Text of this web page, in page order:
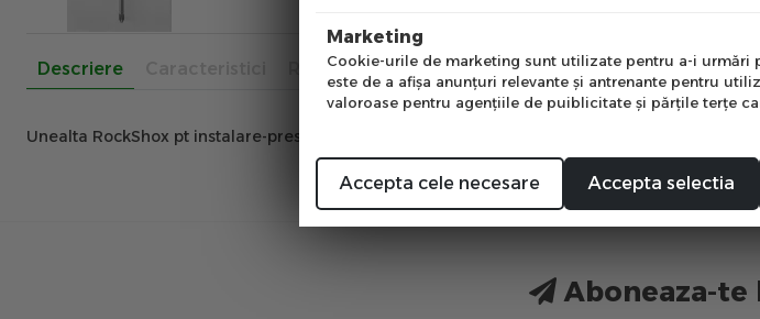
Descriere Recenzii
Unealta RockShox pt instalare-presare semeringi furci 32mm fara flanse - BLUTO/RS1/SID B1/
Aboneaza-
Marketing
Cookie-urile de marketing sunt utilizate pentru a-i urmări
este de a afişa anunţuri relevante şi antrenante pentru
valoroase pentru agenţiile de puiblicitate şi părţile terţe
Accepta cele necesare Accepta selectia
Mă abonez